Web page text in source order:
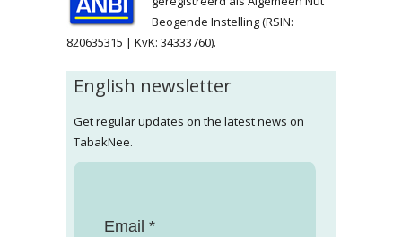
Beogende Instelling (RSIN:
820635315 | KvK: 34333760).
English newsletter
Get regular updates on the latest news on
TabakNee.
Email *